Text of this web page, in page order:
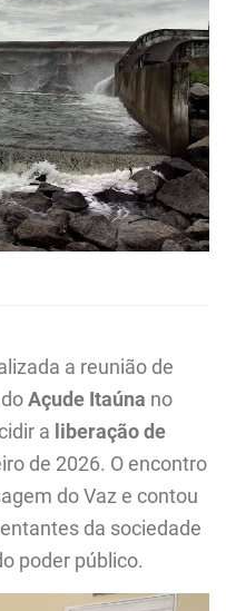
a reunião de
Açude Itaúna no
a liberação de
de 2026. O encontro
do Vaz e contou
da sociedade
poder público.